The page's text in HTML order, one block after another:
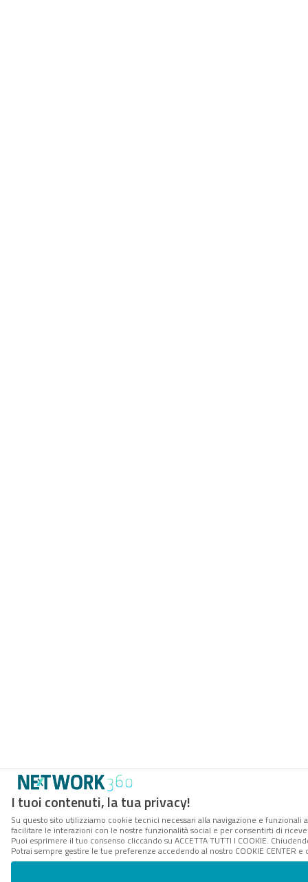
I tuoi contenuti, la tua privacy!
Su questo sito utilizziamo cookie tecnici necessari alla navigazione e
facilitare le interazioni con le nostre funzionalità social e per consentirti di
Puoi esprimere il tuo consenso cliccando su ACCETTA TUTTI I COOKIE.
Potrai sempre gestire le tue preferenze accedendo al nostro COOKIE